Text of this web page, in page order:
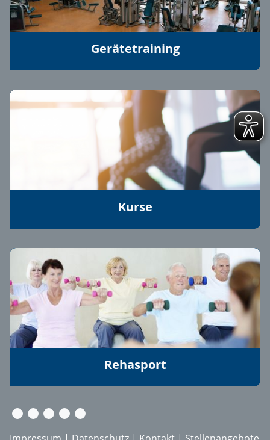
Gerätetraining
Kurse
Rehasport